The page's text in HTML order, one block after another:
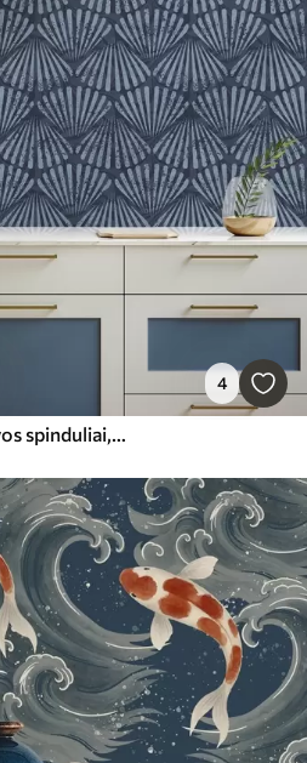
4
Abstrakčios mėlynos spalvos spinduliai, dinamiškas motyvas